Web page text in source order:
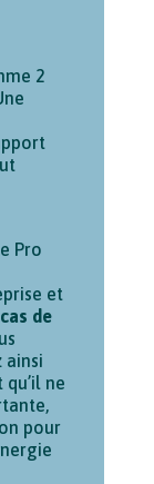
2
Pro
et
de
ainsi
ne
pour